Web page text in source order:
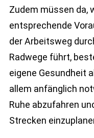
Zudem müssen da,
entsprechende
der Arbeitsweg
Radwege führt,
eigene Gesundheit
allem anfänglich
Ruhe abzufahren
Strecken